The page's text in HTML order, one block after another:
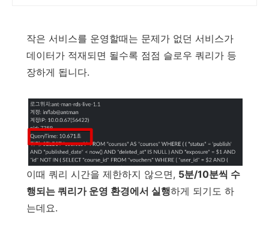
작은 서비스를 운영할때는 문제가 없던 서비스가
데이터가 적재되면 될수록 점점 슬로우 쿼리가 등
장하게 됩니다.
이때 쿼리 시간을 제한하지 않으면, 5분/10분씩 수
행되는 쿼리가 운영 환경에서 실행하게 되기도 하
는데요.